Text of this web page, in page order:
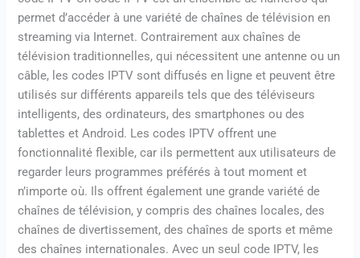
permet d’accéder à une variété de chaînes de télévision en
streaming via Internet. Contrairement aux chaînes de
télévision traditionnelles, qui nécessitent une antenne ou un
câble, les codes IPTV sont diffusés en ligne et peuvent être
utilisés sur différents appareils tels que des téléviseurs
intelligents, des ordinateurs, des smartphones ou des
tablettes et Android. Les codes IPTV offrent une
fonctionnalité flexible, car ils permettent aux utilisateurs de
regarder leurs programmes préférés à tout moment et
n’importe où. Ils offrent également une grande variété de
chaînes de télévision, y compris des chaînes locales, des
chaînes de divertissement, des chaînes de sports et même
des chaînes internationales. Avec un seul code IPTV, les